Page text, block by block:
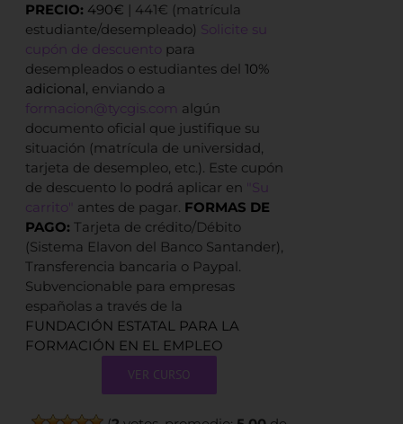
PRECIO: 490€ | 441€ (matrícula
estudiante/desempleado) Solicite su
cupón de descuento para
desempleados o estudiantes del 10%
adicional, enviando a
formacion@tycgis.com algún
documento oficial que justifique su
situación (matrícula de universidad,
tarjeta de desempleo, etc.). Este cupón
de descuento lo podrá aplicar en "Su
carrito" antes de pagar. FORMAS DE
PAGO: Tarjeta de crédito/Débito
(Sistema Elavon del Banco Santander),
Transferencia bancaria o Paypal.
Subvencionable para empresas
españolas a través de la
FUNDACIÓN ESTATAL PARA LA
FORMACIÓN EN EL EMPLEO
VER CURSO